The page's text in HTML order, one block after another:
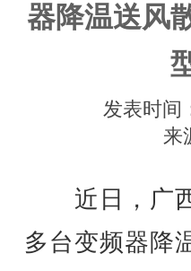
器降温送风
发表时间
来
近日，广西
多台变频器降